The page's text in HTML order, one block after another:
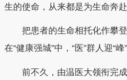
生的使命，从来都是为生命奔赴
把患者的生命相托化作攀登
在“健康强城”中，“医”群人迎“
前不久，由温医大领衔完成